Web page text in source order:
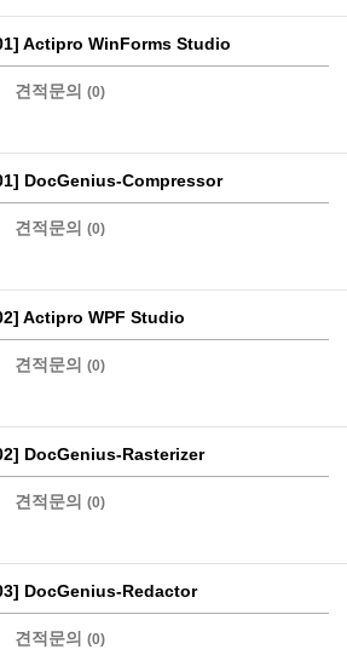
Actipro WinForms Studio
견적문의 (0)
DocGenius-Compressor
견적문의 (0)
Actipro WPF Studio
견적문의 (0)
DocGenius-Rasterizer
견적문의 (0)
DocGenius-Redactor
견적문의 (0)